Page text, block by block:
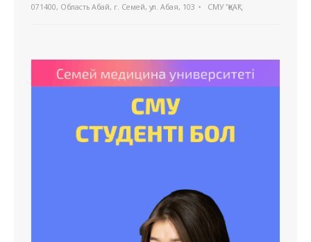
071400, Область Абай, г. Семей, ул. Абая, 103 СМУ "ҚеАҚ"